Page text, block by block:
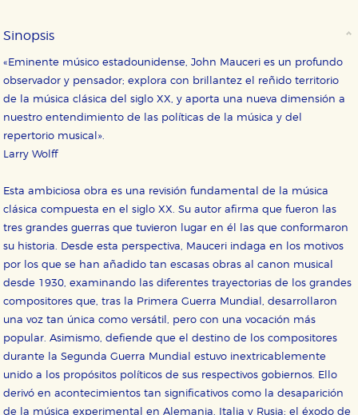
Sinopsis
«Eminente músico estadounidense, John Mauceri es un profundo
observador y pensador; explora con brillantez el reñido territorio
de la música clásica del siglo XX, y aporta una nueva dimensión a
nuestro entendimiento de las políticas de la música y del
repertorio musical».
Larry Wolff
Esta ambiciosa obra es una revisión fundamental de la música
clásica compuesta en el siglo XX. Su autor afirma que fueron las
tres grandes guerras que tuvieron lugar en él las que conformaron
su historia. Desde esta perspectiva, Mauceri indaga en los motivos
por los que se han añadido tan escasas obras al canon musical
desde 1930, examinando las diferentes trayectorias de los grandes
compositores que, tras la Primera Guerra Mundial, desarrollaron
una voz tan única como versátil, pero con una vocación más
popular. Asimismo, defiende que el destino de los compositores
durante la Segunda Guerra Mundial estuvo inextricablemente
unido a los propósitos políticos de sus respectivos gobiernos. Ello
derivó en acontecimientos tan significativos como la desaparición
de la música experimental en Alemania, Italia y Rusia; el éxodo de
CONFIGURACIÓN DE COOKIES
HABILITAR TODO RECHAZAR TODO